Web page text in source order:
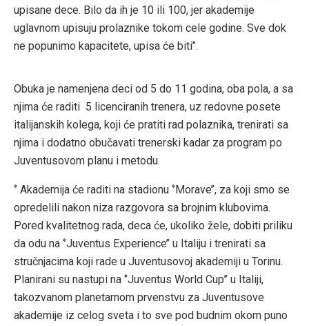
upisane dece. Bilo da ih je 10 ili 100, jer akademije
uglavnom upisuju prolaznike tokom cele godine. Sve dok
ne popunimo kapacitete, upisa će biti’’.
Obuka je namenjena deci od 5 do 11 godina, oba pola, a sa
njima će raditi 5 licenciranih trenera, uz redovne posete
italijanskih kolega, koji će pratiti rad polaznika, trenirati sa
njima i dodatno obučavati trenerski kadar za program po
Juventusovom planu i metodu.
‘’ Akademija će raditi na stadionu ‘’Morave’’, za koji smo se
opredelili nakon niza razgovora sa brojnim klubovima.
Pored kvalitetnog rada, deca će, ukoliko žele, dobiti priliku
da odu na ‘’Juventus Experience’’ u Italiju i trenirati sa
stručnjacima koji rade u Juventusovoj akademiji u Torinu.
Planirani su nastupi na ‘’Juventus World Cup’’ u Italiji,
takozvanom planetarnom prvenstvu za Juventusove
akademije iz celog sveta i to sve pod budnim okom puno